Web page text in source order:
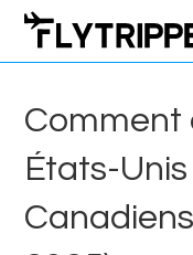
Aller
contenu
Comment
États-